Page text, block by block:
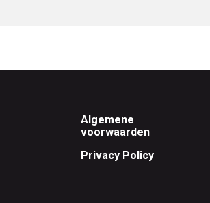
Footer
Algemene
voorwaarden
Privacy Policy